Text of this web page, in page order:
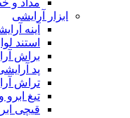
مداد و
ابزار آرایشی
آینه
استند
براش
پد
تراش
تیغ
قیچی